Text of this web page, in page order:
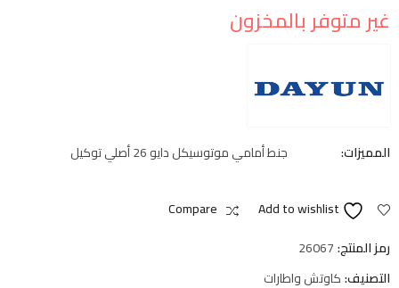
غير متوفر بالمخزون
المميزات: جنط أمامي موتوسيكل دايو 26 أصلي توكيل
Add to wishlist
Compare
رمز المنتج:26067
التصنيف:كاوتش واطارات